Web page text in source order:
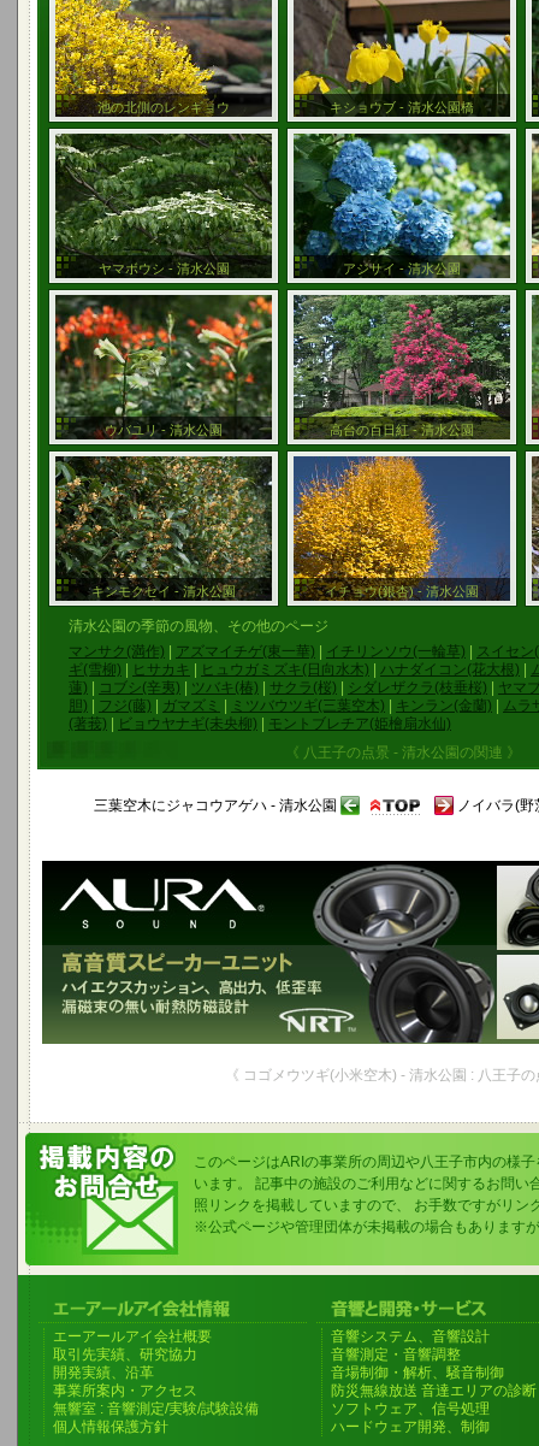
池の北側のレンギョウ キショウブ - 清水公園橋
ヤマボウシ - 清水公園 アジサイ - 清水公園
ウバユリ - 清水公園 高台の百日紅 - 清水公園
キンモクセイ - 清水公園 イチョウ(銀杏) - 清水公園
清水公園の季節の風物、その他のページ
マンサク(満作)
アズマイチゲ(東一華) イチリンソウ(一輪草)
スイセン
ギ(雪柳)
ヒサカキ ヒュウガミズキ(日向水木) ハナダイコン(花大根)
蓮)
コブシ(辛夷) ツバキ(椿) サクラ(桜) シダレザクラ(枝垂桜)
ヤマ
胆)
フジ(藤) ガマズミ ミツバウツギ(三葉空木) キンラン(金蘭)
ムラ
(著莪)
ビョウヤナギ(未央柳)
モントブレチア(姫檜扇水仙)
《 八王子の点景 - 清水公園の関連 》
三葉空木にジャコウアゲハ - 清水公園 ノイバラ(
《 コゴメウツギ(小米空木) - 清水公園 : 八王子
このページはARIの事業所の周辺や八王子市内の様
います。 記事中の施設のご利用などに関するお問い
照リンクを掲載していますので、 お手数ですがリン
※公式ページや管理団体が未掲載の場合もあります
エーアールアイ会社概要
取引先実績、研究協力
開発実績、沿革
事業所案内・アクセス
無響室 : 音響測定/実験/試験設備
個人情報保護方針
音響システム、音響設計
音響測定・音響調整
音場制御・解析、騒音制御
防災無線放送 音達エリアの診断
ソフトウェア、信号処理
ハードウェア開発、制御